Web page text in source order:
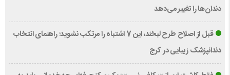
دندان‌ها را تغییر می‌دهد
قبل از اصلاح طرح لبخند، این 7 اشتباه را مرتکب نشوید؛ راهنمای انتخاب
دندانپزشک زیبایی در کرج